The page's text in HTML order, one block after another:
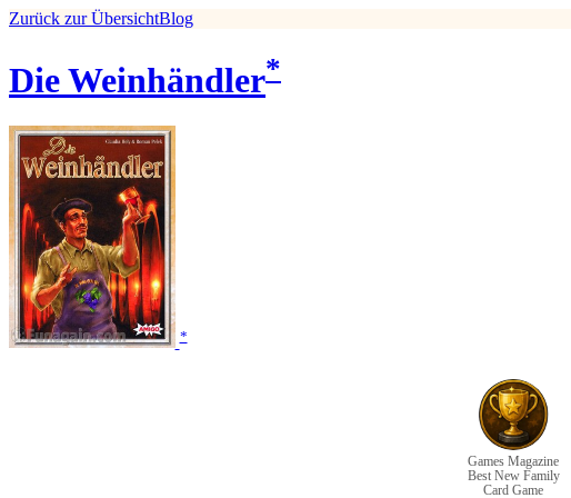
Zurück zur ÜbersichtBlog
Die Weinhändler*
*
Games Magazine
Best New Family
Card Game